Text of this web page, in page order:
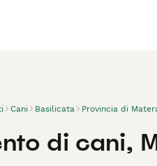
Cani Basilicata Provincia di
di cani,